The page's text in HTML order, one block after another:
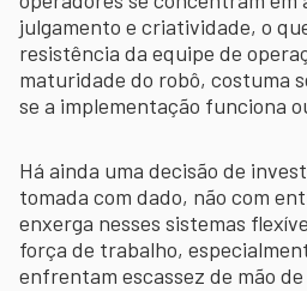
julgamento e criatividade, o
resistência da equipe de
maturidade do robô, costuma
se a implementação funciona
Há ainda uma decisão de
tomada com dado, não com
enxerga nesses sistemas
força de trabalho,
enfrentam escassez de mão